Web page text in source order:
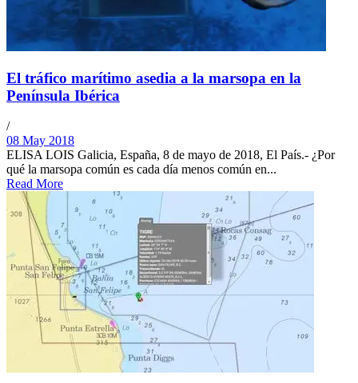
El tráfico marítimo asedia a la marsopa en la
Península Ibérica
/
08 May 2018
ELISA LOIS Galicia, España, 8 de mayo de 2018, El País.- ¿Por
qué la marsopa común es cada día menos común en...
Read More